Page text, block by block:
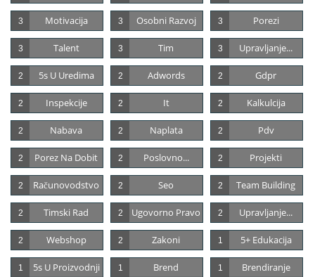
Motivacija
3 Osobni Razvoj
3 Porezi
3
Talent
3 Tim
3 Upravljanje...
3
5s U Uredima
2 Adwords
2 Gdpr
2
Inspekcije
2 It
2 Kalkulcija
2
Nabava
2 Naplata
2 Pdv
2
Porez Na Dobit
2 Poslovno...
2 Projekti
2
Računovodstvo
2 Seo
2 Team Building
2
Timski Rad
2 Ugovorno Pravo
2 Upravljanje...
2
Webshop
2 Zakoni
2 5+ Edukacija
1
5s U Proizvodnji
1 Brend
1 Brendiranje
1